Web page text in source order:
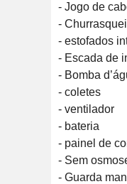
- Jogo de
-
- estofados
- Escada de
- Bomba
- coletes
- ventilador
- bateria
- painel de
- Sem
- Guarda